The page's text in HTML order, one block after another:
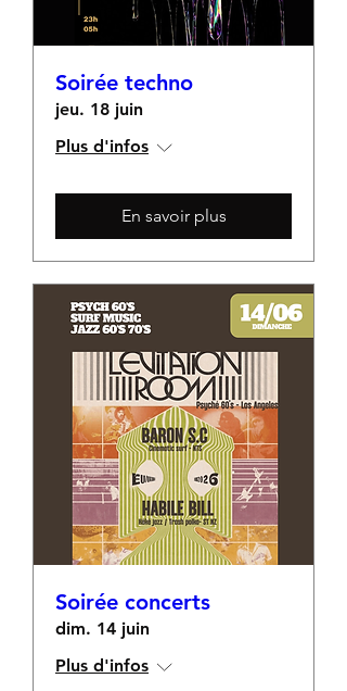
Soirée techno
jeu. 18 juin
Plus d'infos
En savoir plus
Soirée concerts
dim. 14 juin
Plus d'infos